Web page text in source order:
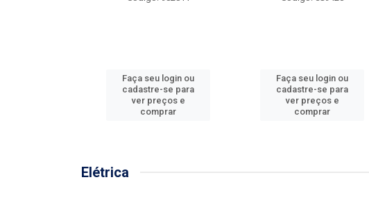
Faça seu login ou
cadastre-se para
ver preços e
comprar
Faça seu login ou
cadastre-se para
ver preços e
comprar
Elétrica